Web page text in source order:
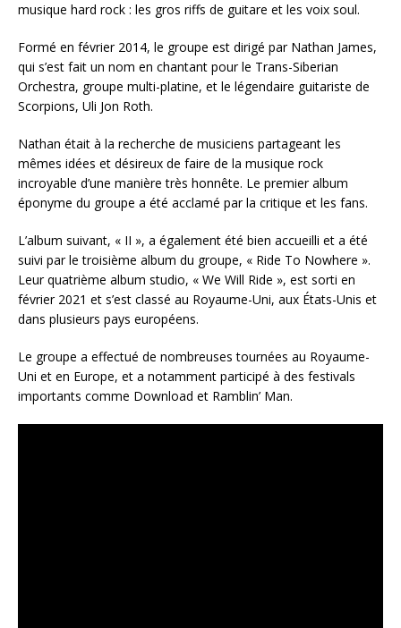
musique hard rock : les gros riffs de guitare et les voix soul.
Formé en février 2014, le groupe est dirigé par Nathan James,
qui s’est fait un nom en chantant pour le Trans-Siberian
Orchestra, groupe multi-platine, et le légendaire guitariste de
Scorpions, Uli Jon Roth.
Nathan était à la recherche de musiciens partageant les
mêmes idées et désireux de faire de la musique rock
incroyable d’une manière très honnête. Le premier album
éponyme du groupe a été acclamé par la critique et les fans.
L’album suivant, « II », a également été bien accueilli et a été
suivi par le troisième album du groupe, « Ride To Nowhere ».
Leur quatrième album studio, « We Will Ride », est sorti en
février 2021 et s’est classé au Royaume-Uni, aux États-Unis et
dans plusieurs pays européens.
Le groupe a effectué de nombreuses tournées au Royaume-
Uni et en Europe, et a notamment participé à des festivals
importants comme Download et Ramblin’ Man.